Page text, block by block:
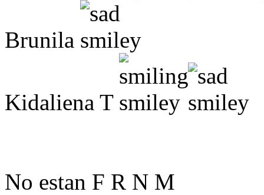
Brunila
Kidaliena T
No estan F R N M